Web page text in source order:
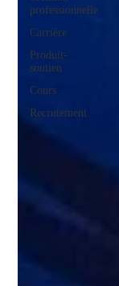
professionnelle
Carrière
Produit-
soutien
Cours
Recrutement